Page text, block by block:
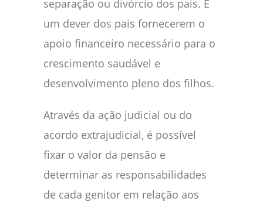
separação ou divórcio dos pais. É
um dever dos pais fornecerem o
apoio financeiro necessário para o
crescimento saudável e
desenvolvimento pleno dos filhos.
Através da ação judicial ou do
acordo extrajudicial, é possível
fixar o valor da pensão e
determinar as responsabilidades
de cada genitor em relação aos